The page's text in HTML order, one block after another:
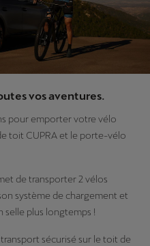
vos aventures.
pour emporter votre vélo
toit CUPRA et le porte-vélo
de transporter 2 vélos
système de chargement et
selle plus longtemps !
sécurisé sur le toit de